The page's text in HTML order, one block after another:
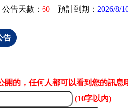
告天數：60 預計到期：2026/8/
開的，任何人都可以看到您的訊息
(10字以內)